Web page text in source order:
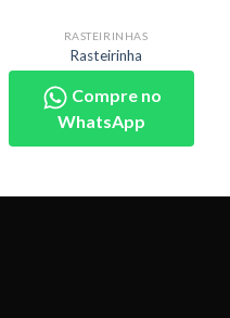
RASTEIRINHAS
Rasteirinha
Compre no
WhatsApp